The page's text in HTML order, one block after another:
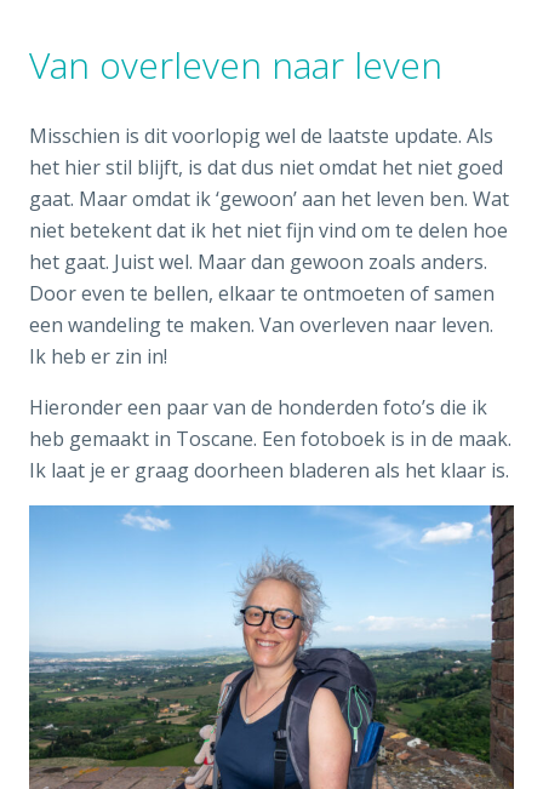
Van overleven naar leven
Misschien is dit voorlopig wel de laatste update. Als
het hier stil blijft, is dat dus niet omdat het niet goed
gaat. Maar omdat ik ‘gewoon’ aan het leven ben. Wat
niet betekent dat ik het niet fijn vind om te delen hoe
het gaat. Juist wel. Maar dan gewoon zoals anders.
Door even te bellen, elkaar te ontmoeten of samen
een wandeling te maken. Van overleven naar leven.
Ik heb er zin in!
Hieronder een paar van de honderden foto’s die ik
heb gemaakt in Toscane. Een fotoboek is in de maak.
Ik laat je er graag doorheen bladeren als het klaar is.